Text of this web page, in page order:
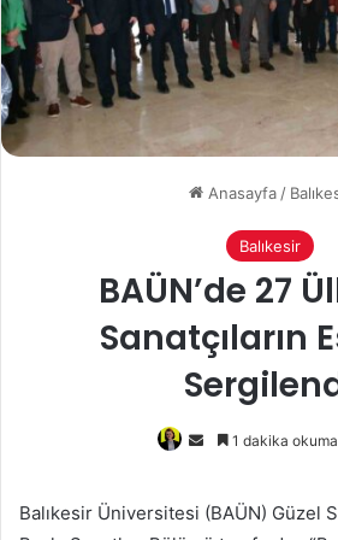
Anasayfa /
Balıkesir
BAÜN’de 27
Sanatçıların
Bir
göndermek
1 dakika
Balıkesir Üniversitesi (BAÜN) Güzel